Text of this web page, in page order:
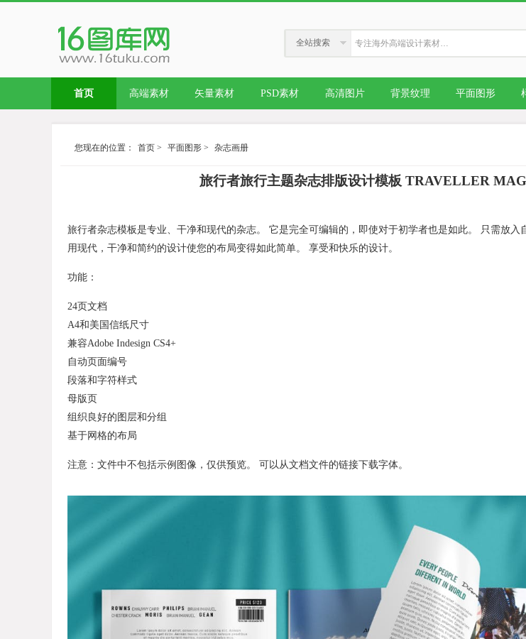
全站搜索
首页 高端素材 矢量素材 PSD素材 高清图片 背景纹理 平面图形
您现在的位置： 首页 > 平面图形 > 杂志画册
旅行者旅行主题杂志排版设计模板 TRAVELLER
旅行者杂志模板是专业、干净和现代的杂志。 它是完全可编辑的，即使对于初学者也是如此。 只需放入
用现代，干净和简约的设计使您的布局变得如此简单。 享受和快乐的设计。
功能：
24页文档
A4和美国信纸尺寸
兼容Adobe Indesign CS4+
自动页面编号
段落和字符样式
母版页
组织良好的图层和分组
基于网格的布局
注意：文件中不包括示例图像，仅供预览。 可以从文档文件的链接下载字体。